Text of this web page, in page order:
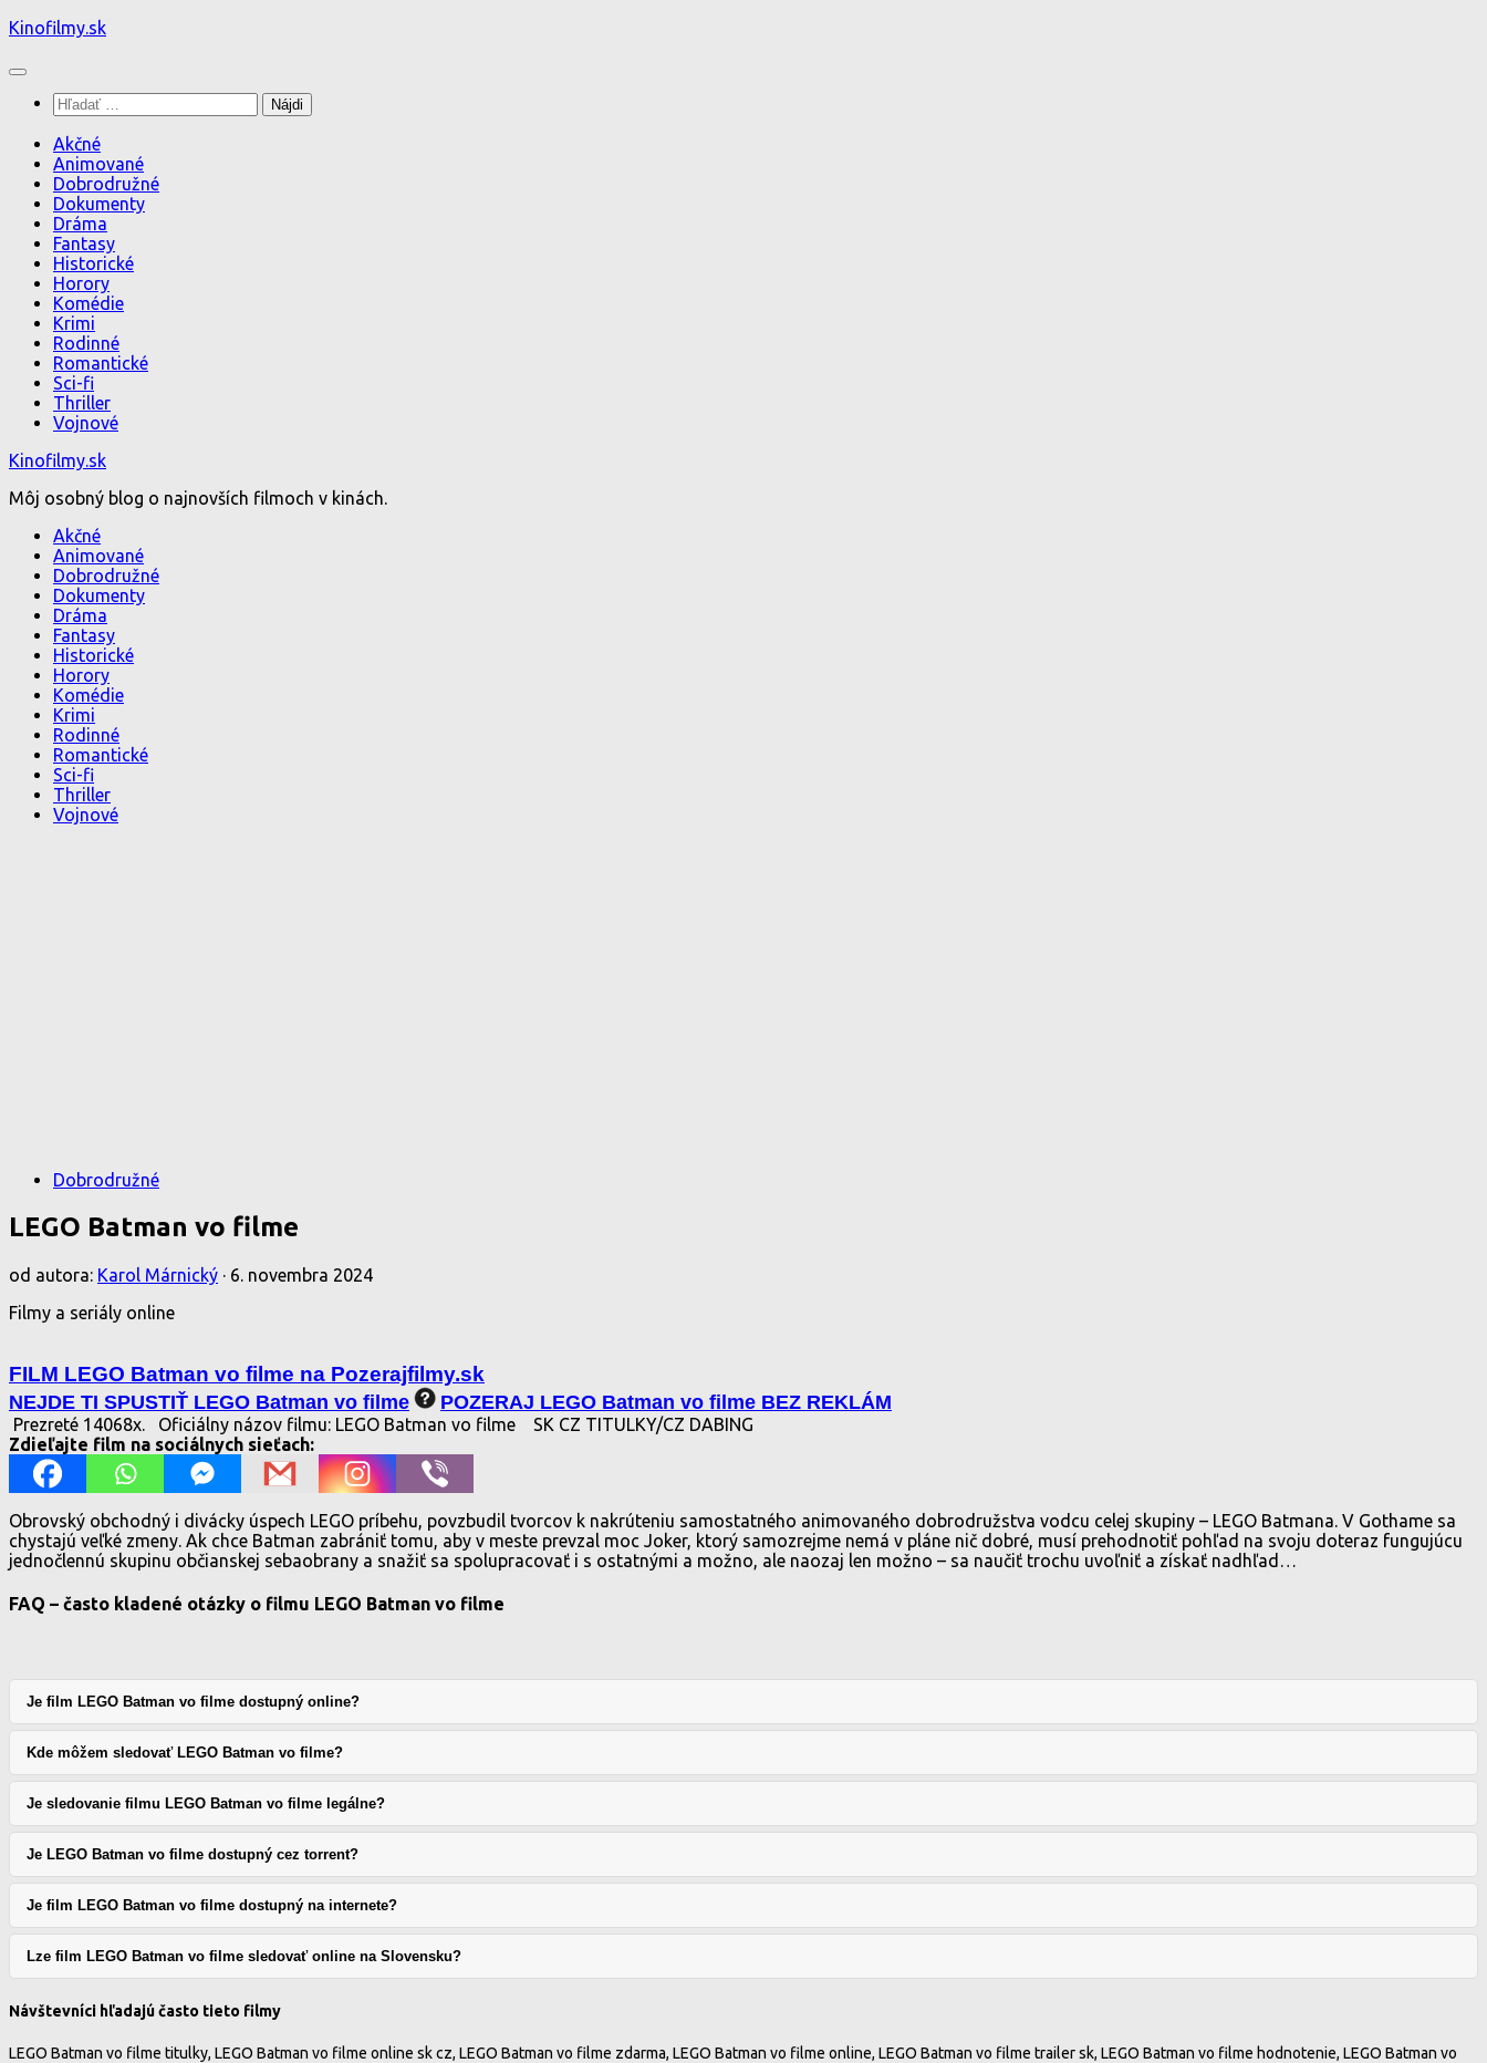
Preskočiť
obsah
Kinofilmy.sk
Hľadať:
Akčné
Animované
Dobrodružné
Dokumenty
Dráma
Fantasy
Historické
Horory
Komédie
Krimi
Rodinné
Romantické
Sci-fi
Thriller
Vojnové
Kinofilmy.sk
Môj osobný blog o najnovších filmoch v kinách.
Akčné
Animované
Dobrodružné
Dokumenty
Dráma
Fantasy
Historické
Horory
Komédie
Krimi
Rodinné
Romantické
Sci-fi
Thriller
Vojnové
Dobrodružné
LEGO Batman vo filme
od autora: Karol Márnický · 6. novembra 2024
Filmy a seriály online
FILM LEGO Batman vo filme na Pozerajfilmy.sk
NEJDE TI SPUSTIŤ LEGO Batman vo filme POZERAJ LEGO Batman vo filme BEZ REKLÁM
Prezreté 14068x. Oficiálny názov filmu: LEGO Batman vo filme
SK CZ TITULKY/CZ DABING
Zdieľajte film na sociálnych sieťach:
Obrovský obchodný i divácky úspech LEGO príbehu, povzbudil tvorcov k nakrúteniu samostatného animovaného dobrodružstva vodcu celej skupiny – LEGO Batmana. V Gothame sa
chystajú veľké zmeny. Ak chce Batman zabrániť tomu, aby v meste prevzal moc Joker, ktorý samozrejme nemá v pláne nič dobré, musí prehodnotiť pohľad na svoju doteraz fungujúcu
jednočlennú skupinu občianskej sebaobrany a snažiť sa spolupracovať i s ostatnými a možno, ale naozaj len možno – sa naučiť trochu uvoľniť a získať nadhľad…
FAQ – často kladené otázky o filmu LEGO Batman vo filme
Je film LEGO Batman vo filme dostupný online?
Kde môžem sledovať LEGO Batman vo filme?
Je sledovanie filmu LEGO Batman vo filme legálne?
Je LEGO Batman vo filme dostupný cez torrent?
Je film LEGO Batman vo filme dostupný na internete?
Lze film LEGO Batman vo filme sledovať online na Slovensku?
Návštevníci hľadajú často tieto filmy
LEGO Batman vo filme titulky, LEGO Batman vo filme online sk cz, LEGO Batman vo filme zdarma, LEGO Batman vo filme online, LEGO Batman vo filme trailer sk, LEGO Batman vo filme hodnotenie, LEGO Batman vo